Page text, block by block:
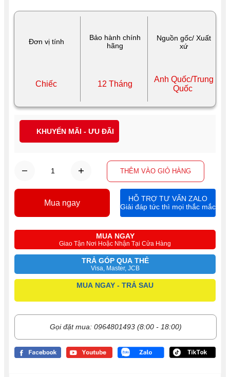
Đơn vị tính
Bảo hành chính
hãng
Nguồn gốc/ Xuất
xứ
Chiếc 12 Tháng
Anh Quốc/Trung
Quốc
THÊM VÀO GIỎ HÀNG
MUA NGAY
Giao Tận Nơi Hoặc Nhận Tại Cửa Hàng
TRẢ GÓP QUA THẺ
Visa, Master, JCB
MUA NGAY - TRẢ SAU
Gọi đặt mua: 0964801493 (8:00 - 18:00)
Mua ngay
HỖ TRỢ TƯ VẤN ZALO
Giải đáp tức thì mọi thắc mắc
KHUYẾN MÃI - ƯU ĐÃI